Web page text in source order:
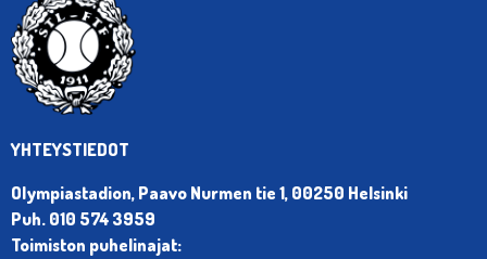
YHTEYSTIEDOT
Olympiastadion, Paavo Nurmen tie 1, 00250 Helsinki
Puh. 010 574 3959
Toimiston puhelinajat: